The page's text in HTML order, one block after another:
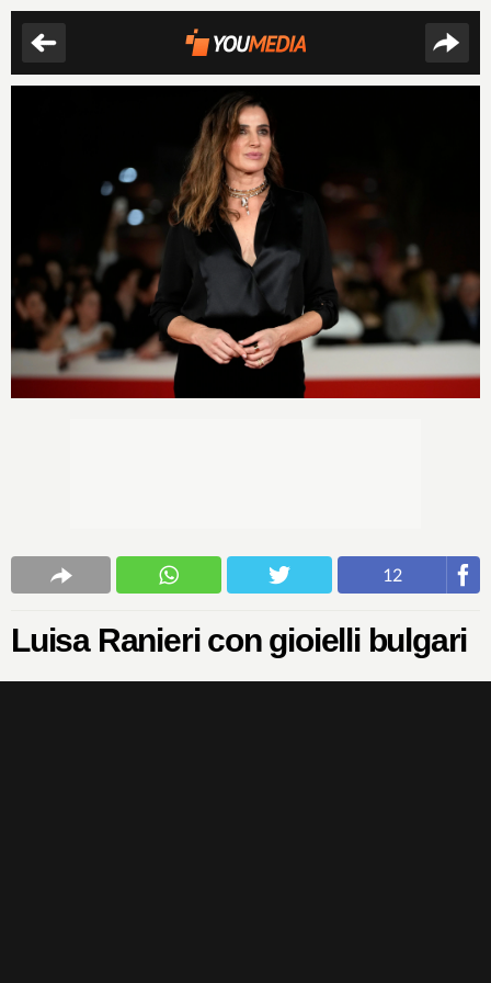
12
Luisa Ranieri con gioielli bulgari